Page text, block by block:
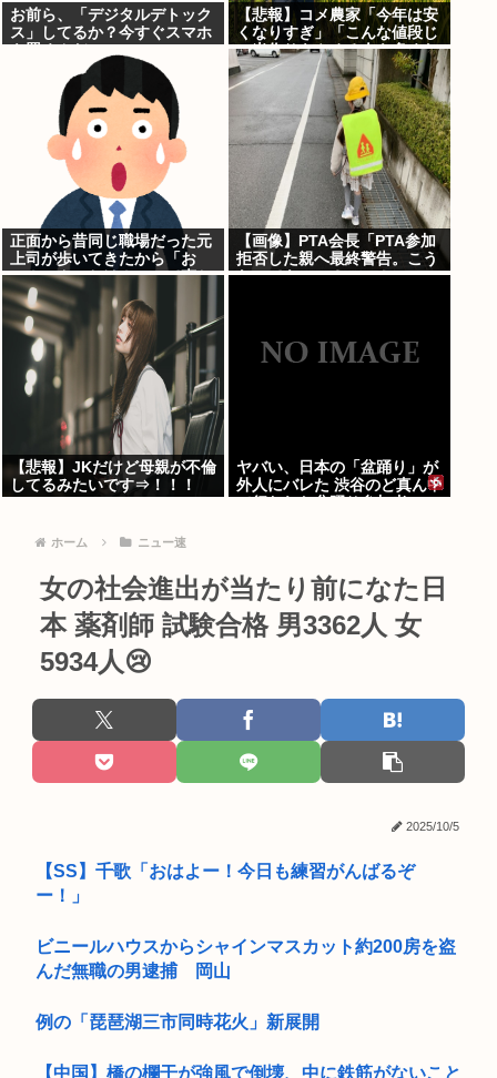
お前ら、「デジタルデトック
ス」してるか？今すぐスマホ
【悲報】コメ農家「今年は安
くなりすぎ」「こんな値段じ
ゃ米作りをやめる人も多くな
るんじゃないかな?」
正面から昔同じ職場だった元
上司が歩いてきたから「お
～！こんにちは！」って声か
けたんや
【画像】PTA会長「PTA参加
拒否した親へ最終警告。こう
なってもいい？」⇒！
【悲報】JKだけど母親が不倫
してるみたいです⇒！！！
ヤバい、日本の「盆踊り」が
外人にバレた 渋谷のど真ん中
ホーム ニュー速
女の社会進出が当たり前になた日
本 薬剤師 試験合格 男3362人 女
5934人😢
2025/10/5
【SS】千歌「おはよー！今日も練習がんばるぞ
ー！」
ビニールハウスからシャインマスカット約200房を盗
んだ無職の男逮捕 岡山
例の「琵琶湖三市同時花火」新展開
【中国】橋の欄干が強風で倒壊、中に鉄筋がないこと